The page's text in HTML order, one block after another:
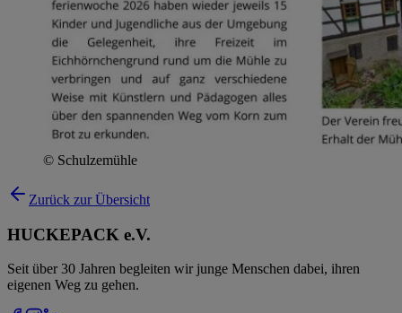
© Schulzemühle
Zurück zur Übersicht
HUCKEPACK e.V.
Seit über 30 Jahren begleiten wir junge Menschen dabei, ihren
eigenen Weg zu gehen.